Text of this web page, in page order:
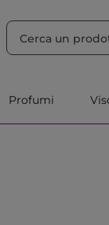
Profumi